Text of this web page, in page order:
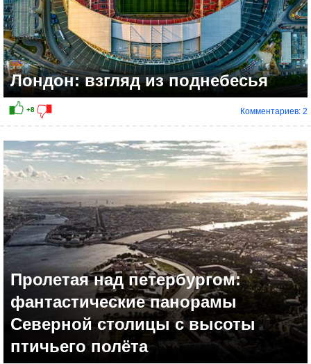
Лондон: взгляд из поднебесья
Комментариев: 2
Пролетая над петербургом:
фантастические панорамы
Северной столицы с высоты
птичьего полёта